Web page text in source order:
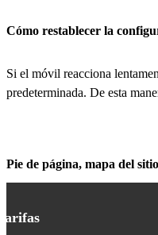
Cómo restablecer la
Si el móvil reacciona
predeterminada. De esta
Pie de página, mapa del